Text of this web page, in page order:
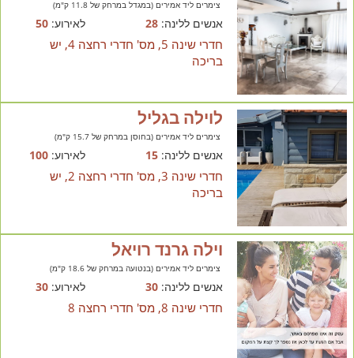
צימרים ליד אמירים (במגדל במרחק של 11.8 ק"מ)
אנשים ללינה:28 לאירוע:50
חדרי שינה 5, מס' חדרי רחצה 4, יש
בריכה
לוילה בגליל
צימרים ליד אמירים (בחוסן במרחק של 15.7 ק"מ)
אנשים ללינה:15 לאירוע:100
חדרי שינה 3, מס' חדרי רחצה 2, יש
בריכה
וילה גרנד רויאל
צימרים ליד אמירים (בנטועה במרחק של 18.6 ק"מ)
אנשים ללינה:30 לאירוע:30
חדרי שינה 8, מס' חדרי רחצה 8